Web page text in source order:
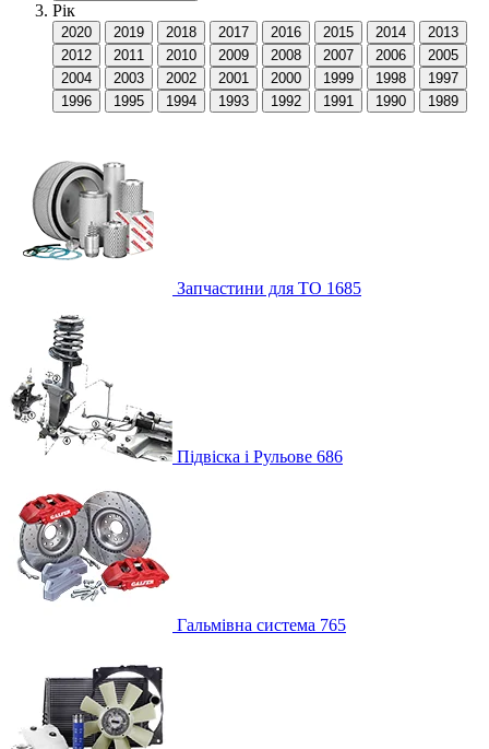
Рік
2020 2019 2018 2017 2016 2015 2014
2013
2012
2011 2010 2009 2008 2007 2006
2005
2004
2003 2002 2001 2000 1999 1998
1997
1996
1995 1994 1993 1992 1991 1990 1989
Запчастини для ТО 1685
Підвіска і Рульове 686
Гальмівна система 765